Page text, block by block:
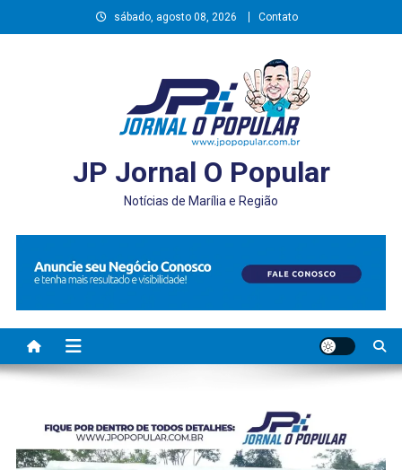
to
sábado, agosto 08, 2026 Contato
JP Jornal O Popular
Notícias de Marília e Região